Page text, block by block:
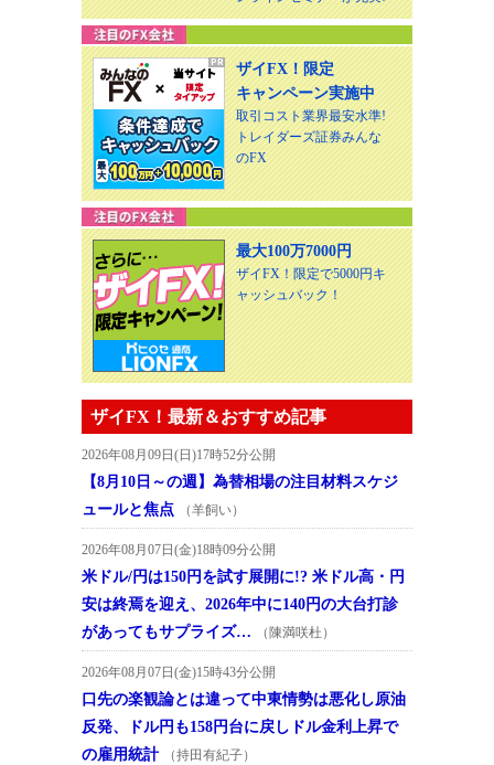
ザイFX！限定
キャンペーン実施中
取引コスト業界最安水準!
トレイダーズ証券みんな
のFX
最大100万7000円
ザイFX！限定で5000円キ
ャッシュバック！
ザイFX！最新＆おすすめ記事
2026年08月09日(日)17時52分公開
【8月10日～の週】為替相場の注目材料スケジ
ュールと焦点
（羊飼い）
2026年08月07日(金)18時09分公開
米ドル/円は150円を試す展開に!? 米ドル高・円
安は終焉を迎え、2026年中に140円の大台打診
があってもサプライズ…
（陳満咲杜）
2026年08月07日(金)15時43分公開
口先の楽観論とは違って中東情勢は悪化し原油
反発、ドル円も158円台に戻しドル金利上昇で
の雇用統計
（持田有紀子）